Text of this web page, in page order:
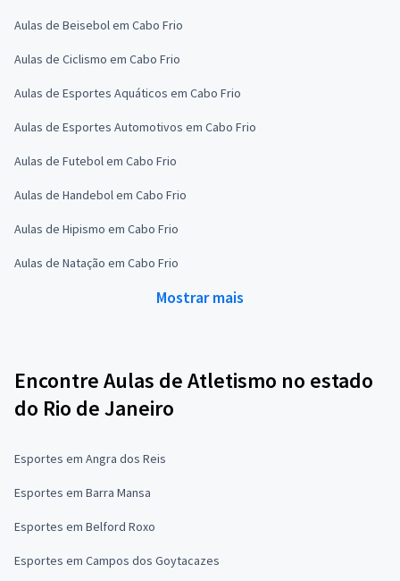
Aulas de Beisebol em Cabo Frio
Aulas de Ciclismo em Cabo Frio
Aulas de Esportes Aquáticos em Cabo Frio
Aulas de Esportes Automotivos em Cabo Frio
Aulas de Futebol em Cabo Frio
Aulas de Handebol em Cabo Frio
Aulas de Hipismo em Cabo Frio
Aulas de Natação em Cabo Frio
Mostrar mais
Encontre Aulas de Atletismo no estado
do Rio de Janeiro
Esportes em Angra dos Reis
Esportes em Barra Mansa
Esportes em Belford Roxo
Esportes em Campos dos Goytacazes